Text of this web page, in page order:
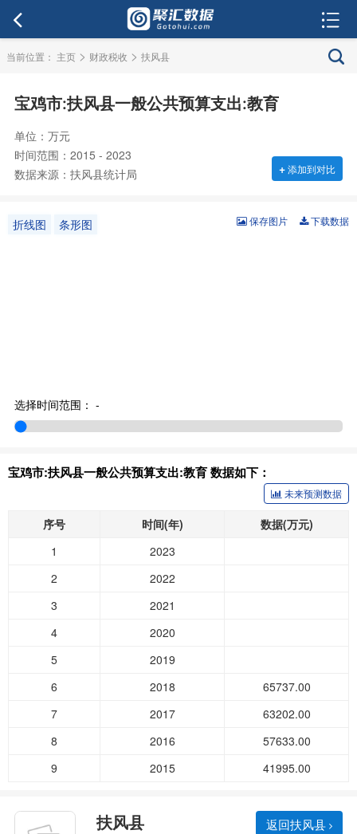
当前位置： 主页 > 财政税收 > 扶风县
宝鸡市:扶风县一般公共预算支出:教育
单位：万元
时间范围：2015 - 2023
数据来源：扶风县统计局
+添加到对比
折线图 条形图 下载数据
保存图片
选择时间范围： -
宝鸡市:扶风县一般公共预算支出:教育 数据如下：
未来预测数据
序号 时间(年)
数据(万元)
1
2023
2
2022
3
2021
4
2020
5
2019
6
2018
65737.00
7
2017
63202.00
8
2016
57633.00
9
2015 41995.00
扶风县 返回扶风县